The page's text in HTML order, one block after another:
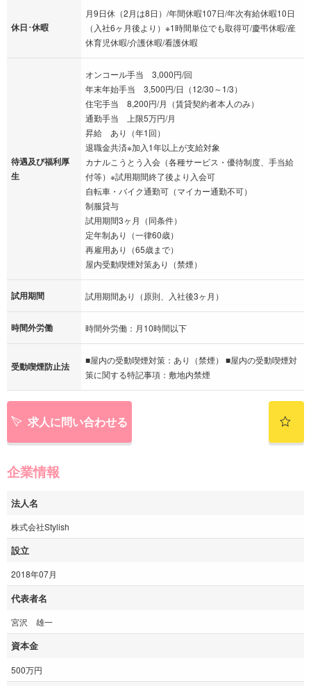
休日･休暇
月9日休（2月は8日）/年間休暇107日/年次有給休暇10日
（入社6ヶ月後より）※1時間単位でも取得可/慶弔休暇/産
休育児休暇/介護休暇/看護休暇
待遇及び福利厚
生
オンコール手当 3,000円/回
年末年始手当 3,500円/日（12/30～1/3）
住宅手当 8,200円/月（賃貸契約者本人のみ）
通勤手当 上限5万円/月
昇給 あり（年1回）
退職金共済※加入1年以上が支給対象
カナルこうとう入会（各種サービス・優待制度、手当給
付等）※試用期間終了後より入会可
自転車・バイク通勤可（マイカー通勤不可）
制服貸与
試用期間3ヶ月（同条件）
定年制あり（一律60歳）
再雇用あり（65歳まで）
屋内受動喫煙対策あり（禁煙）
試用期間 試用期間あり（原則、入社後3ヶ月）
時間外労働 時間外労働：月10時間以下
受動喫煙防止法
■屋内の受動喫煙対策：あり（禁煙） ■屋内の受動喫煙対
策に関する特記事項：敷地内禁煙
求人に問い合わせる
企業情報
法人名
株式会社Stylish
設立
2018年07月
代表者名
宮沢 雄一
資本金
500万円